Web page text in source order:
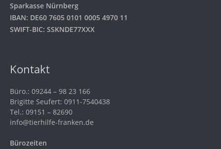
Sparkasse Nürnberg
IBAN: DE60 7605 0101 0005 4970 11
SWIFT-BIC: SSKNDE77XXX
Kontakt
Büro.: 09244 – 98 23 166
Brigitte Seufert: 0911-7540438
Tel.: 09151 – 82690
info@tierhilfe-franken.de
Bürozeiten